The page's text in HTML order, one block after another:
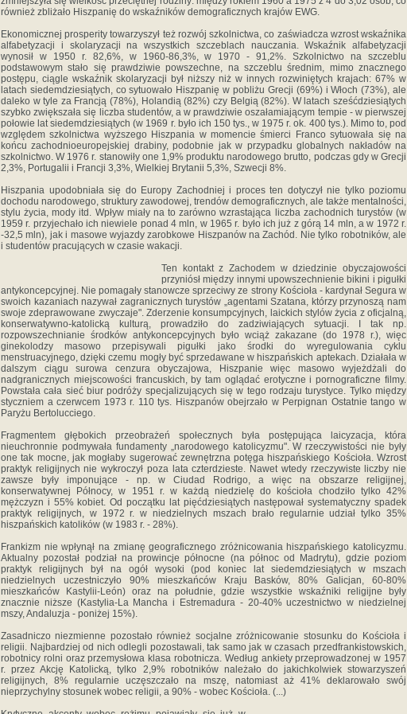
również zbliżało Hiszpanię do wskaźników demograficznych krajów EWG.
Ekonomicznej prosperity towarzyszył też rozwój szkolnictwa, co zaświadcza wzrost wskaźnika
alfabetyzacji i skolaryzacji na wszystkich szczeblach nauczania. Wskaźnik alfabetyzacji
wynosił w 1950 r. 82,6%, w 1960-86,3%, w 1970 - 91,2%. Szkolnictwo na szczeblu
podstawowym stało się prawdziwie powszechne, na szczeblu średnim, mimo znacznego
postępu, ciągle wskaźnik skolaryzacji był niższy niż w innych rozwiniętych krajach: 67% w
latach siedemdziesiątych, co sytuowało Hiszpanię w pobliżu Grecji (69%) i Włoch (73%), ale
daleko w tyle za Francją (78%), Holandią (82%) czy Belgią (82%). W latach sześćdziesiątych
szybko zwiększała się liczba studentów, a w prawdziwie oszałamiającym tempie - w pierwszej
połowie lat siedemdziesiątych (w 1969 r. było ich 150 tys., w 1975 r. ok. 400 tys.). Mimo to, pod
względem szkolnictwa wyższego Hiszpania w momencie śmierci Franco sytuowała się na
końcu zachodnioeuropejskiej drabiny, podobnie jak w przypadku globalnych nakładów na
szkolnictwo. W 1976 r. stanowiły one 1,9% produktu narodowego brutto, podczas gdy w Grecji
2,3%, Portugalii i Francji 3,3%, Wielkiej Brytanii 5,3%, Szwecji 8%.
Hiszpania upodobniała się do Europy Zachodniej i proces ten dotyczył nie tylko poziomu
dochodu narodowego, struktury zawodowej, trendów demograficznych, ale także mentalności,
stylu życia, mody itd. Wpływ miały na to zarówno wzrastająca liczba zachodnich turystów (w
1959 r. przyjechało ich niewiele ponad 4 mln, w 1965 r. było ich już z górą 14 mln, a w 1972 r.
-32,5 mln), jak i masowe wyjazdy zarobkowe Hiszpanów na Zachód. Nie tylko robotników, ale
i studentów pracujących w czasie wakacji.
Ten kontakt z Zachodem w dziedzinie obyczajowości
przyniósł między innymi upowszechnienie bikini i pigułki
antykoncepcyjnej. Nie pomagały stanowcze sprzeciwy ze strony Kościoła - kardynał Segura w
swoich kazaniach nazywał zagranicznych turystów „agentami Szatana, którzy przynoszą nam
swoje zdeprawowane zwyczaje". Zderzenie konsumpcyjnych, laickich stylów życia z oficjalną,
konserwatywno-katolicką kulturą, prowadziło do zadziwiających sytuacji. I tak np.
rozpowszechnianie środków antykoncepcyjnych było wciąż zakazane (do 1978 r.), więc
ginekolodzy masowo przepisywali pigułki jako środki do wyregulowania cyklu
menstruacyjnego, dzięki czemu mogły być sprzedawane w hiszpańskich aptekach. Działała w
dalszym ciągu surowa cenzura obyczajowa, Hiszpanie więc masowo wyjeżdżali do
nadgranicznych miejscowości francuskich, by tam oglądać erotyczne i pornograficzne filmy.
Powstała cała sieć biur podróży specjalizujących się w tego rodzaju turystyce. Tylko między
styczniem a czerwcem 1973 r. 110 tys. Hiszpanów obejrzało w Perpignan Ostatnie tango w
Paryżu Bertolucciego.
Fragmentem głębokich przeobrażeń społecznych była postępująca laicyzacja, która
nieuchronnie podmywała fundamenty „narodowego katolicyzmu". W rzeczywistości nie były
one tak mocne, jak mogłaby sugerować zewnętrzna potęga hiszpańskiego Kościoła. Wzrost
praktyk religijnych nie wykroczył poza lata czterdzieste. Nawet wtedy rzeczywiste liczby nie
zawsze były imponujące - np. w Ciudad Rodrigo, a więc na obszarze religijnej,
konserwatywnej Północy, w 1951 r. w każdą niedzielę do kościoła chodziło tylko 42%
mężczyzn i 55% kobiet. Od początku lat pięćdziesiątych następował systematyczny spadek
praktyk religijnych, w 1972 r. w niedzielnych mszach brało regularnie udział tylko 35%
hiszpańskich katolików (w 1983 r. - 28%).
Frankizm nie wpłynął na zmianę geograficznego zróżnicowania hiszpańskiego katolicyzmu.
Aktualny pozostał podział na prowincje północne (na północ od Madrytu), gdzie poziom
praktyk religijnych był na ogół wysoki (pod koniec lat siedemdziesiątych w mszach
niedzielnych uczestniczyło 90% mieszkańców Kraju Basków, 80% Galicjan, 60-80%
mieszkańców Kastylii-León) oraz na południe, gdzie wszystkie wskaźniki religijne były
znacznie niższe (Kastylia-La Mancha i Estremadura - 20-40% uczestnictwo w niedzielnej
mszy, Andaluzja - poniżej 15%).
Zasadniczo niezmienne pozostało również socjalne zróżnicowanie stosunku do Kościoła i
religii. Najbardziej od nich odlegli pozostawali, tak samo jak w czasach przedfrankistowskich,
robotnicy rolni oraz przemysłowa klasa robotnicza. Według ankiety przeprowadzonej w 1957
r. przez Akcję Katolicką, tylko 2,9% robotników należało do jakichkolwiek stowarzyszeń
religijnych, 8% regularnie uczęszczało na mszę, natomiast aż 41% deklarowało swój
nieprzychylny stosunek wobec religii, a 90% - wobec Kościoła. (...)